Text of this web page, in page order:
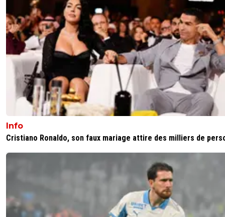
Info
Cristiano Ronaldo, son faux mariage attire des milliers de